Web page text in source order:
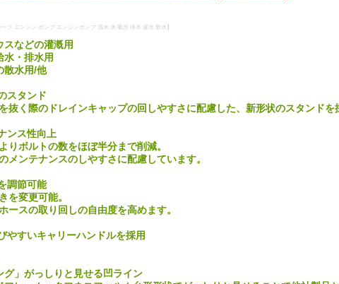
ーク エンジン ポンプ エンジンポンプ 清水 水 吸水 排水 灌水 散水】
スなどの灌漑用
水・排水用
散水用/他
スタンド
抜く際のドレインキャップの回しやすさに配慮した、新形状のスタンドを
ンス性向上
りボルトの数をほぼ半分まで削減。
メンテナンスのしやすさに配慮しています。
調節可能
を変更可能。
ースの取り回しの自由度を高めます。
やすいキャリーハンドルを採用
グ」がっしりと見せる凹ライン